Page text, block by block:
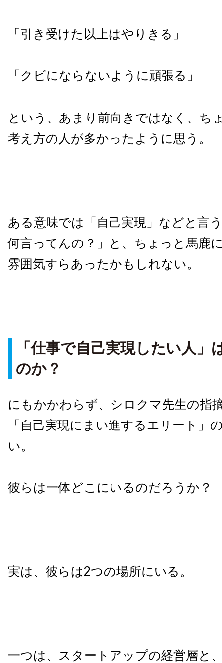
「引き受けた以上はやりきる」
「クビにならないように頑張る」
という、あまり前向きではなく、ち
考え方の人が多かったように思う。
ある意味では「自己実現」などと言
何言ってんの？」と、ちょっと馬鹿
雰囲気すらあったかもしれない。
「仕事で自己実現したい人 」
のか？
にもかかわらず、シロクマ先生の指
「自己実現にまい進するエリート」
い。
彼らは一体どこにいるのだろうか？
実は、彼らは2つの場所にいる。
一つは、スタートアップの経営層と